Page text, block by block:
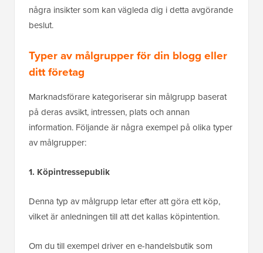
några insikter som kan vägleda dig i detta avgörande
beslut.
Typer av målgrupper för din blogg eller
ditt företag
Marknadsförare kategoriserar sin målgrupp baserat
på deras avsikt, intressen, plats och annan
information. Följande är några exempel på olika typer
av målgrupper:
1. Köpintressepublik
Denna typ av målgrupp letar efter att göra ett köp,
vilket är anledningen till att det kallas köpintention.
Om du till exempel driver en e-handelsbutik som